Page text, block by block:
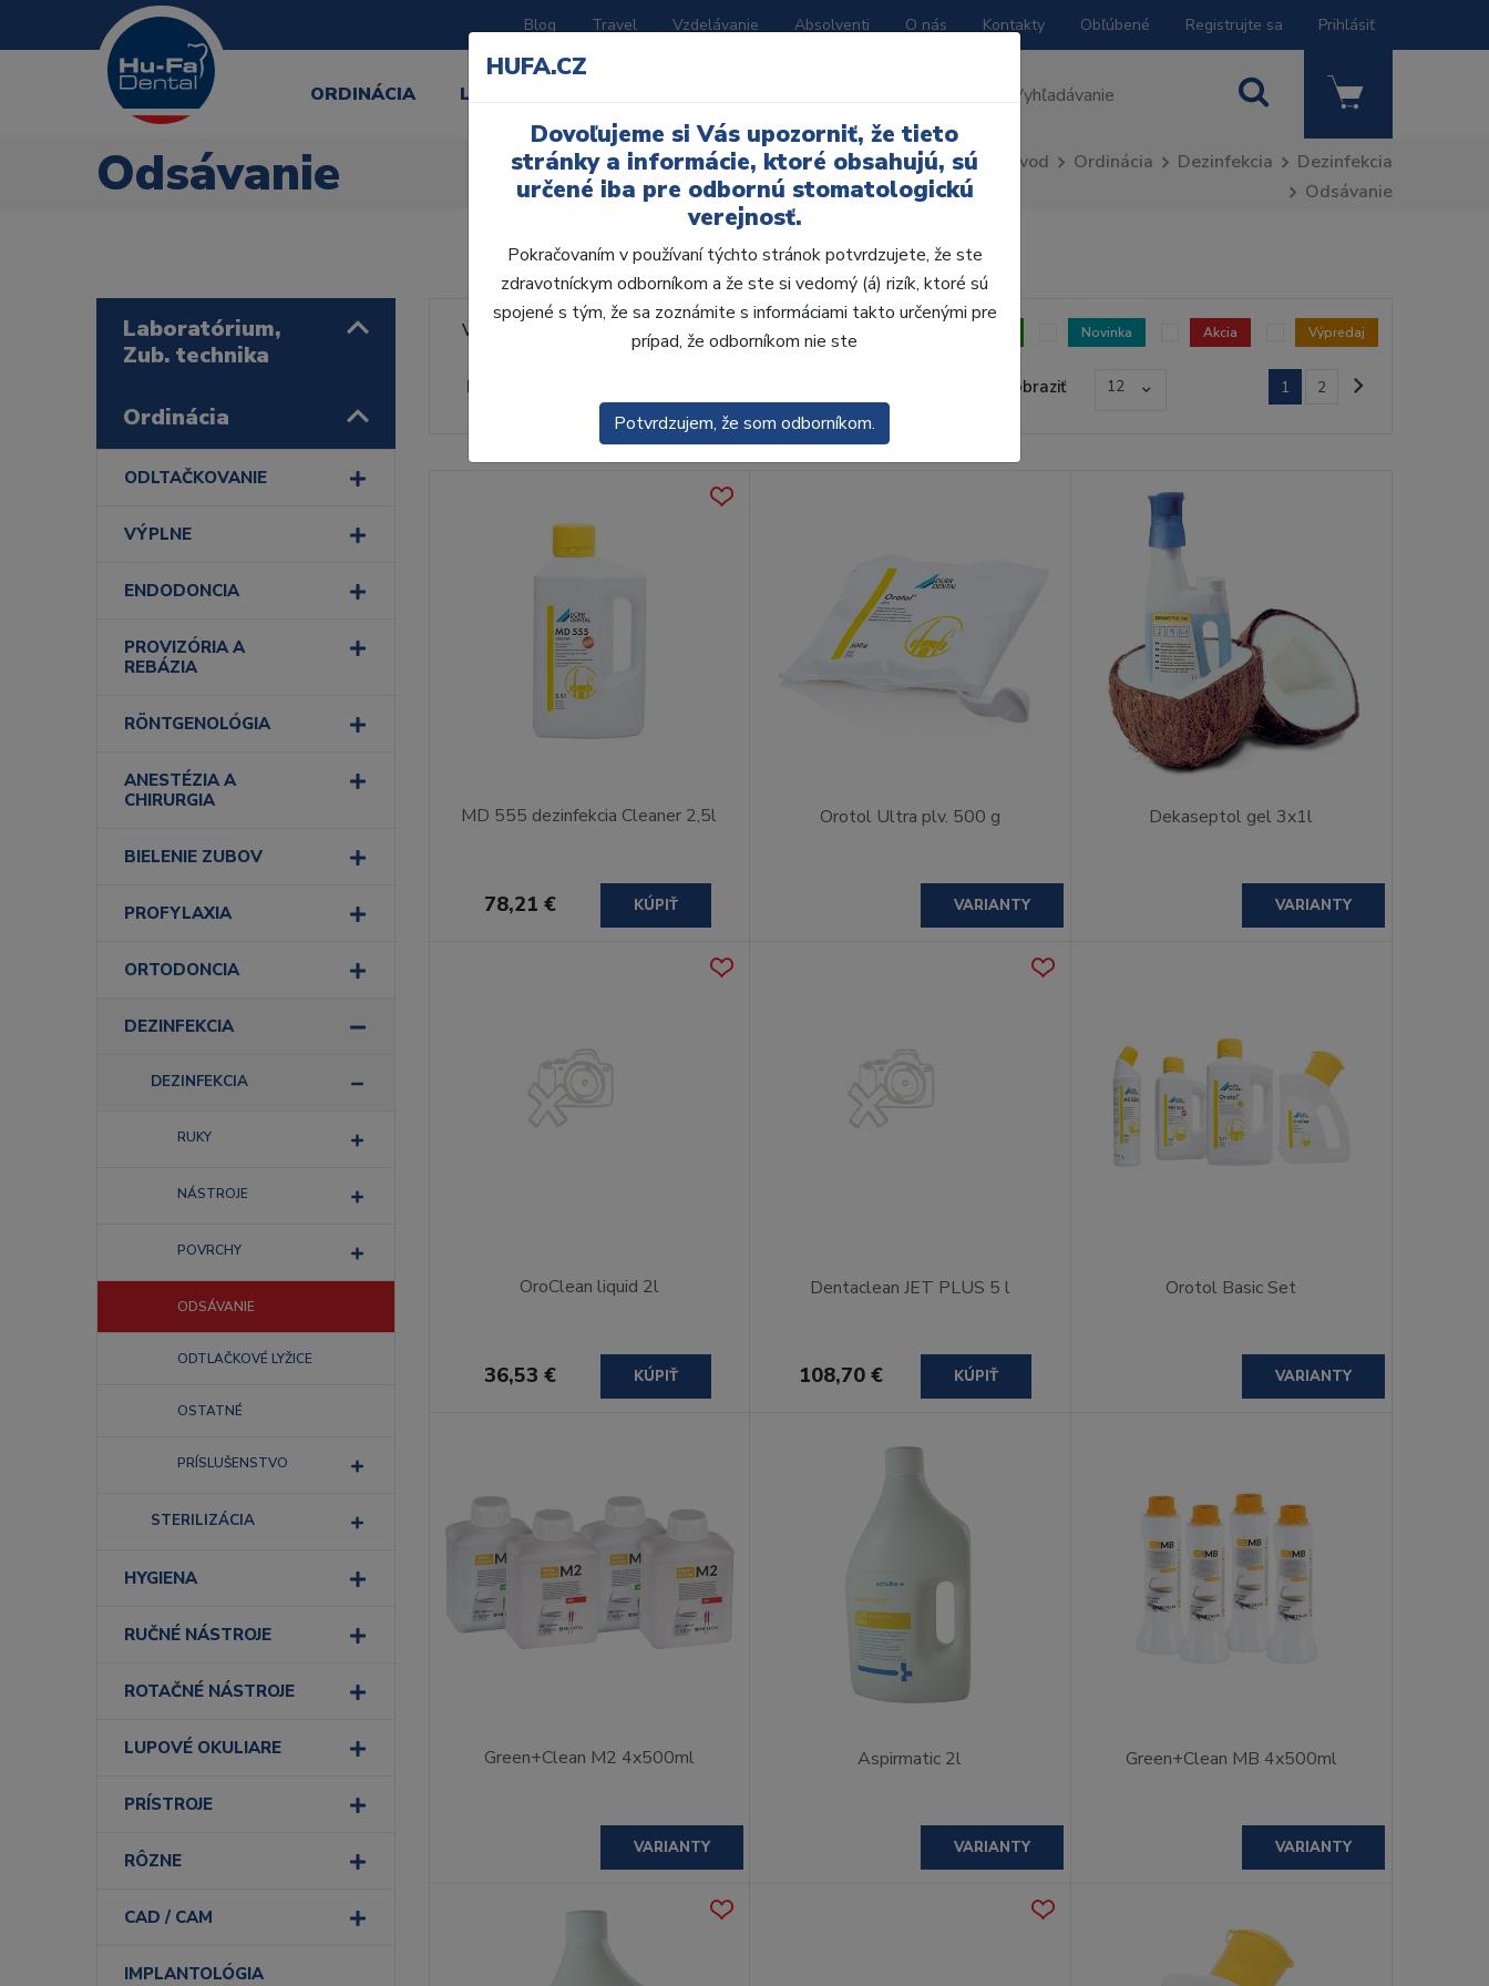
Blog Travel Vzdelávanie Absolventi O nás Kontakty Obľúbené Registrujte sa Prihlásiť
ORDINÁCIA LABORATÓRIUM
Odsávanie Úvod Ordinácia Dezinfekcia
Dezinfekcia
Odsávanie
Laboratórium,
Zub. technika
Ordinácia
ODLTAČKOVANIE
VÝPLNE
ENDODONCIA
PROVIZÓRIA A
REBÁZIA
RÖNTGENOLÓGIA
ANESTÉZIA A
CHIRURGIA
BIELENIE ZUBOV
PROFYLAXIA
ORTODONCIA
DEZINFEKCIA
DEZINFEKCIA
RUKY
NÁSTROJE
POVRCHY
ODSÁVANIE
ODTLAČKOVÉ LYŽICE
OSTATNÉ
PRÍSLUŠENSTVO
STERILIZÁCIA
HYGIENA
RUČNÉ NÁSTROJE
ROTAČNÉ NÁSTROJE
LUPOVÉ OKULIARE
PRÍSTROJE
RÔZNE
CAD / CAM
IMPLANTOLÓGIA
Výrobca: Novinka Akcia Výpredaj
Radenie Zobraziť 12 1 2
MD 555 dezinfekcia Cleaner 2,5l
78,21 € KÚPIŤ
Orotol Ultra plv. 500 g
VARIANTY
Dekaseptol gel 3x1l
VARIANTY
OroClean liquid 2l
36,53 € KÚPIŤ
Dentaclean JET PLUS 5 l
108,70 € KÚPIŤ
Orotol Basic Set
VARIANTY
Green+Clean M2 4x500ml
VARIANTY
Aspirmatic 2l
VARIANTY
Green+Clean MB 4x500ml
VARIANTY
HUFA.CZ
Dovoľujeme si Vás upozorniť, že tieto
stránky a informácie, ktoré obsahujú, sú
určené iba pre odbornú stomatologickú
verejnosť.
Pokračovaním v používaní týchto stránok potvrdzujete, že ste
zdravotníckym odborníkom a že ste si vedomý (á) rizík, ktoré sú
spojené s tým, že sa zoznámite s informáciami takto určenými pre
prípad, že odborníkom nie ste
Potvrdzujem, že som odborníkom.